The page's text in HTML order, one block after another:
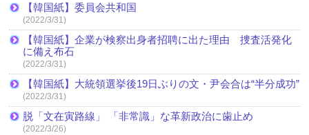
【韓国紙】委員会共和国
(2022/3/31)
【韓国紙】企業が検察出身者招聘に出た理由 捜査活発化
に備え布石
(2022/3/31)
【韓国紙】大統領選挙後19日ぶりの文・尹会合は“半分成功”
(2022/3/31)
脱「文在寅路線」 「非常識」な革新政治に歯止め
(2022/3/26)